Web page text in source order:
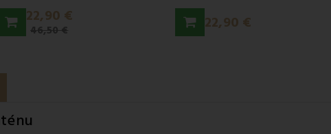
22,90 €
46,50 € 22,90 €